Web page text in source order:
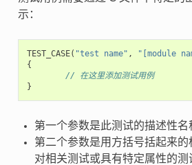
示：
TEST_CASE( "test name" , "[module
{
// 在这里添加测试用例
}
第一个参数是此测试的描述性名
第二个参数是用方括号括起来
对相关测试或具有特定属性的测